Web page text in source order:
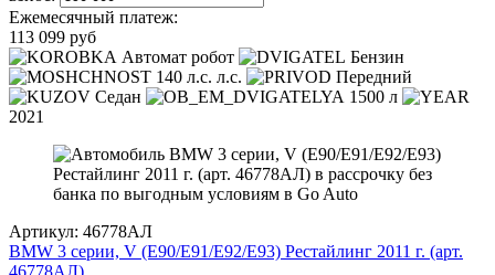
Ежемесячный платеж:
113 099 руб
Автомат робот
Бензин
140 л.с. л.с.
Передний
Седан
1500 л
2021
Артикул: 46778АЛ
BMW 3 серии, V (E90/E91/E92/E93) Рестайлинг 2011 г. (арт.